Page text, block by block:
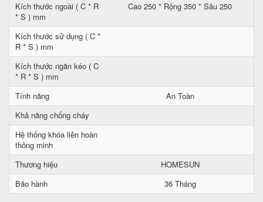
Kích thước ngoài ( C * R
* S ) mm
Cao 250 * Rộng 350 * Sâu 250
Kích thước sử dụng ( C *
R * S ) mm
Kích thước ngăn kéo ( C
* R * S ) mm
Tính năng
An Toàn
Khả năng chống cháy
Hệ thống khóa liên hoàn
thông minh
Thương hiệu
HOMESUN
Bảo hành
36 Tháng